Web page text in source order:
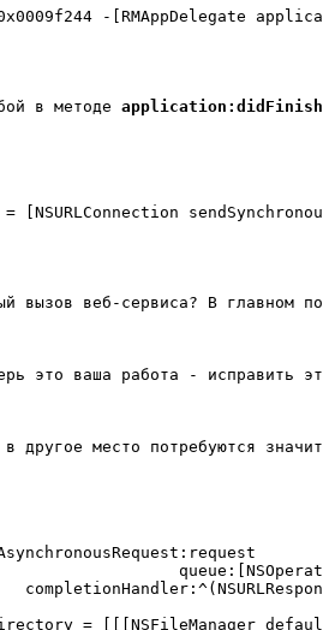
в методе
вызов веб-сервиса? В
это ваша работа - исправить
в другое место потребуются